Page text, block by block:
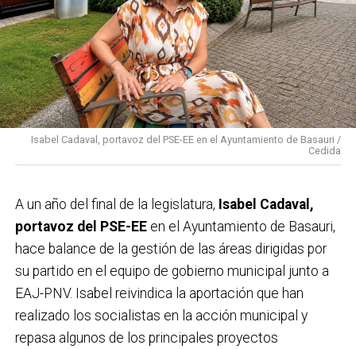
Isabel Cadaval, portavoz del PSE-EE en el Ayuntamiento de Basauri /
Cedida
A un año del final de la legislatura, Isabel Cadaval,
portavoz del PSE-EEen el Ayuntamiento de Basauri,
hace balance de la gestión de las áreas dirigidas por
su partido en el equipo de gobierno municipal junto a
EAJ-PNV. Isabel reivindica la aportación que han
realizado los socialistas en la acción municipal y
repasa algunos de los principales proyectos